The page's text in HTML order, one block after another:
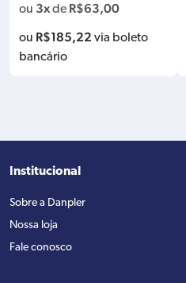
ou 3xde R$63,00
ou R$185,22 via boleto
bancário
Institucional
Sobre a Danpler
Nossa loja
Fale conosco